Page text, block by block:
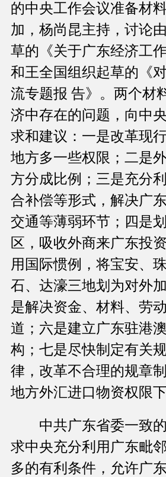
的中央工作会议准备材
加，杨尚昆主持，讨论
草的《关于广东经济工
和王全国组织起草的《
流专题报 告》。两个材
济中存在的问题，向中
求和建议：一是改革现
地方多一些权限；二是
方分成比例；三是充分
合补偿等形式，解决广
交通等薄弱环节；四是
区，吸收外商来广东投
用国际惯例，将宝安、
石、达濠三地划为对外
是解决资金、材料、劳
道；六是建立广东驻港
构；七是尽快制定有关
律，改革不合理的规章
地方外汇进口物资权限下
中共广东省委一致的
求中央充分利用广东毗
多的有利条件，允许广